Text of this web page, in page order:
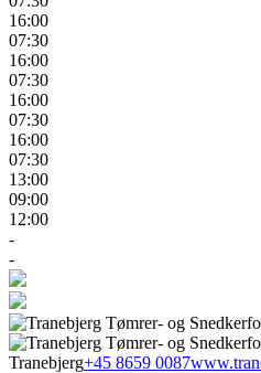
16:00
07:30
16:00
07:30
16:00
07:30
16:00
07:30
13:00
09:00
12:00
-
-
Tranebjerg+45 8659 0087